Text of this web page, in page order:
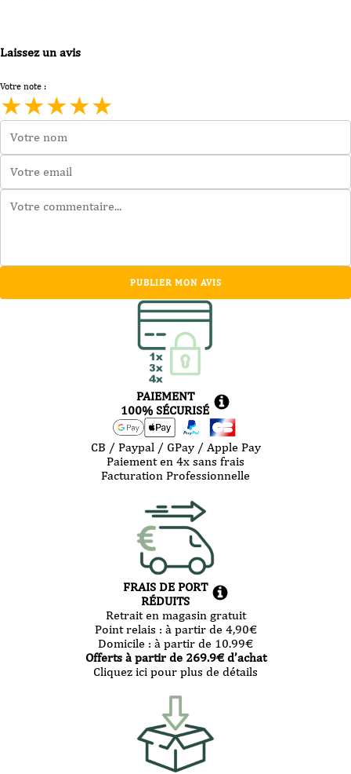
Laissez un avis
Votre note :
★★★★★
PUBLIER MON AVIS
PAIEMENT
100% SÉCURISÉ
CB / Paypal / GPay / Apple Pay
Paiement en 4x sans frais
Facturation Professionnelle
FRAIS DE PORT
RÉDUITS
Retrait en magasin gratuit
Point relais : à partir de 4,90€
Domicile : à partir de 10.99€
Offerts à partir de 269.9€ d’achat
Cliquez ici pour plus de détails